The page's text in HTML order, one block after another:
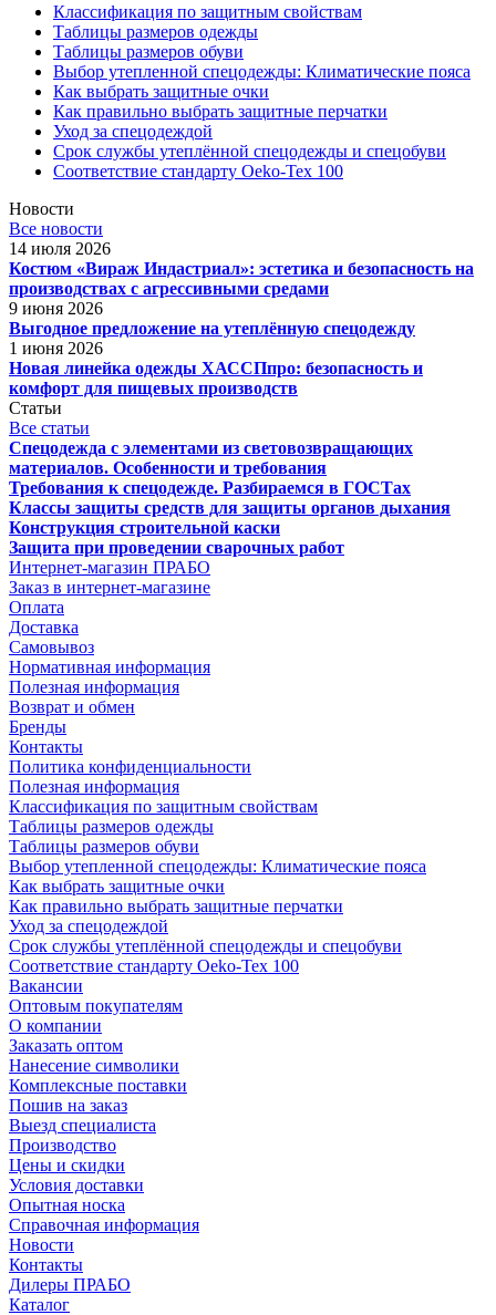
Классификация по защитным свойствам
Таблицы размеров одежды
Таблицы размеров обуви
Выбор утепленной спецодежды: Климатические пояса
Как выбрать защитные очки
Как правильно выбрать защитные перчатки
Уход за спецодеждой
Срок службы утеплённой спецодежды и спецобуви
Соответствие стандарту Oeko-Tex 100
Новости
Все новости
14 июля 2026
Костюм «Вираж Индастриал»: эстетика и безопасность на
производствах с агрессивными средами
9 июня 2026
Выгодное предложение на утеплённую спецодежду
1 июня 2026
Новая линейка одежды ХАССПпро: безопасность и
комфорт для пищевых производств
Статьи
Все статьи
Спецодежда с элементами из световозвращающих
материалов. Особенности и требования
Требования к спецодежде. Разбираемся в ГОСТах
Классы защиты средств для защиты органов дыхания
Конструкция строительной каски
Защита при проведении сварочных работ
Интернет-магазин ПРАБО
Заказ в интернет-магазине
Оплата
Доставка
Самовывоз
Нормативная информация
Полезная информация
Возврат и обмен
Бренды
Контакты
Политика конфиденциальности
Полезная информация
Классификация по защитным свойствам
Таблицы размеров одежды
Таблицы размеров обуви
Выбор утепленной спецодежды: Климатические пояса
Как выбрать защитные очки
Как правильно выбрать защитные перчатки
Уход за спецодеждой
Срок службы утеплённой спецодежды и спецобуви
Соответствие стандарту Oeko-Tex 100
Вакансии
Оптовым покупателям
О компании
Заказать оптом
Нанесение символики
Комплексные поставки
Пошив на заказ
Выезд специалиста
Производство
Цены и скидки
Условия доставки
Опытная носка
Справочная информация
Новости
Контакты
Дилеры ПРАБО
Каталог